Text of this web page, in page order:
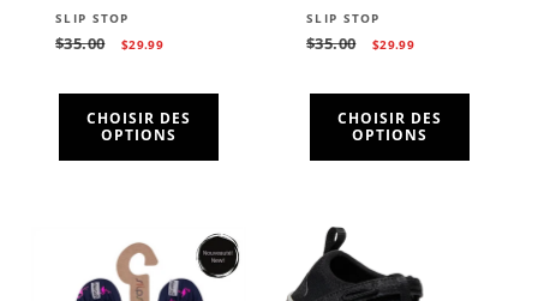
Fournisseur :
SLIP STOP
Prix
$35.00
Prix
$29.99
CHOISIR DES
OPTIONS
Fournisseur :
SLIP STOP
Prix
$35.00
Prix
$29.99
CHOISIR DES
OPTIONS